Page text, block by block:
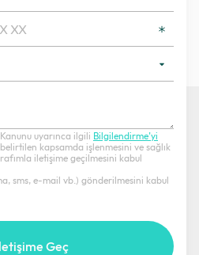
uyarınca ilgili Bilgilendirme’yi
kapsamda işlenmesini ve sağlık
iletişime geçilmesini kabul
sms, e-mail vb.) gönderilmesini kabul
Geç